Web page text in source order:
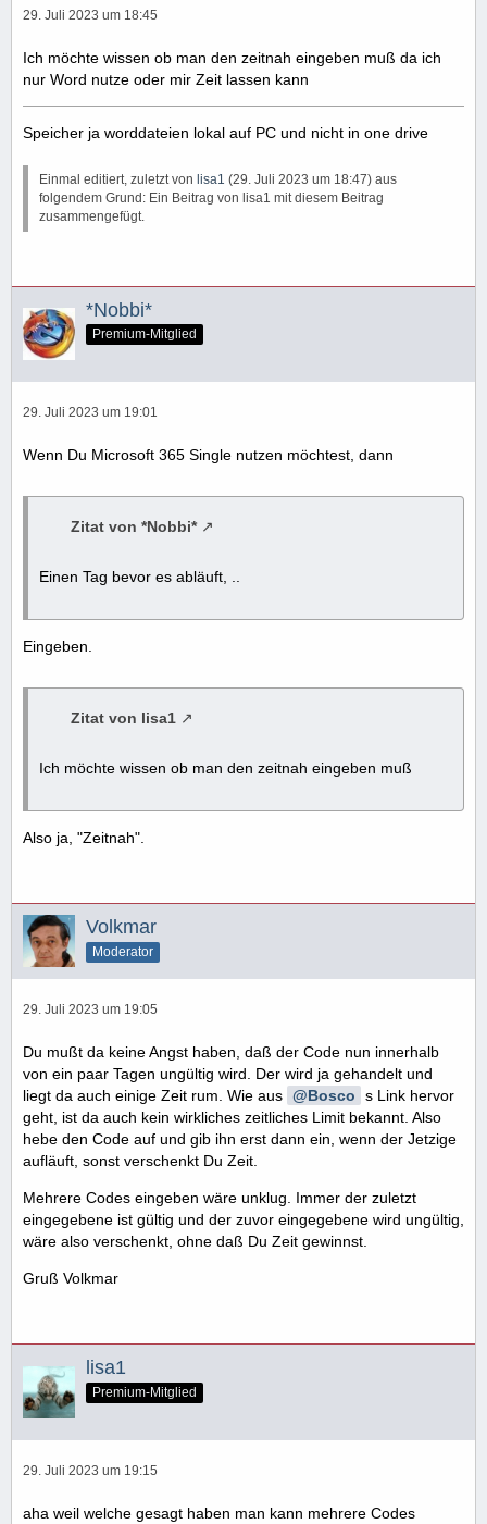
29. Juli 2023 um 18:45
Ich möchte wissen ob man den zeitnah eingeben muß da ich
nur Word nutze oder mir Zeit lassen kann
Speicher ja worddateien lokal auf PC und nicht in one drive
Einmal editiert, zuletzt von lisa1 (29. Juli 2023 um 18:47) aus
folgendem Grund: Ein Beitrag von lisa1 mit diesem Beitrag
zusammengefügt.
*Nobbi*
Premium-Mitglied
29. Juli 2023 um 19:01
Wenn Du Microsoft 365 Single nutzen möchtest, dann
Zitat von *Nobbi*
Einen Tag bevor es abläuft, ..
Eingeben.
Zitat von lisa1
Ich möchte wissen ob man den zeitnah eingeben muß
Also ja, "Zeitnah".
Volkmar
Moderator
29. Juli 2023 um 19:05
Du mußt da keine Angst haben, daß der Code nun innerhalb
von ein paar Tagen ungültig wird. Der wird ja gehandelt und
liegt da auch einige Zeit rum. Wie aus
Bosco
s Link hervor
geht, ist da auch kein wirkliches zeitliches Limit bekannt. Also
hebe den Code auf und gib ihn erst dann ein, wenn der Jetzige
aufläuft, sonst verschenkt Du Zeit.
Mehrere Codes eingeben wäre unklug. Immer der zuletzt
eingegebene ist gültig und der zuvor eingegebene wird ungültig,
wäre also verschenkt, ohne daß Du Zeit gewinnst.
Gruß Volkmar
lisa1
Premium-Mitglied
29. Juli 2023 um 19:15
aha weil welche gesagt haben man kann mehrere Codes